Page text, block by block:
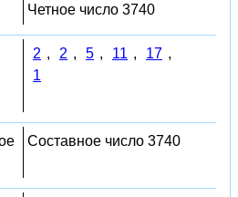
Четное число 3740
2 , 2 , 5 , 11 , 17 ,
1
Составное число 3740